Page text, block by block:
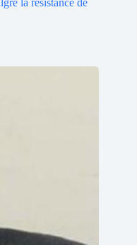
la résistance de